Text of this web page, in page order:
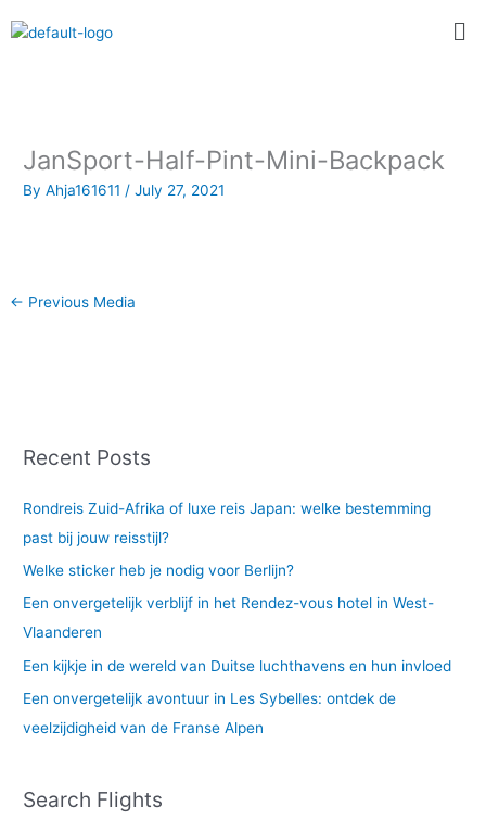
to
JanSport-Half-Pint-Mini-Backpack
ByAhja161611/July 27, 2021
← Previous Media
Recent Posts
Rondreis Zuid-Afrika of luxe reis Japan: welke bestemming
past bij jouw reisstijl?
Welke sticker heb je nodig voor Berlijn?
Een onvergetelijk verblijf in het Rendez-vous hotel in West-
Vlaanderen
Een kijkje in de wereld van Duitse luchthavens en hun invloed
Een onvergetelijk avontuur in Les Sybelles: ontdek de
veelzijdigheid van de Franse Alpen
Search Flights